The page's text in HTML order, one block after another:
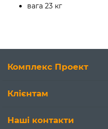
вага 23 кг
Комплекс Проект
Клієнтам
Наші контакти